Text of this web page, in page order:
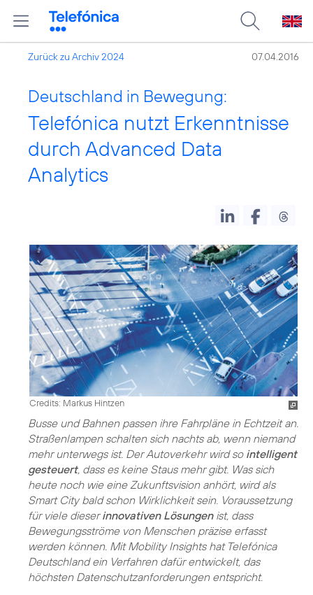
Zurück zu Archiv 2024 07.04.2016
Deutschland in Bewegung:
Telefónica nutzt Erkenntnisse
durch Advanced Data
Analytics
Credits: Markus Hintzen
Busse und Bahnen passen ihre Fahrpläne in Echtzeit an.
Straßenlampen schalten sich nachts ab, wenn niemand
mehr unterwegs ist. Der Autoverkehr wird so intelligent
gesteuert, dass es keine Staus mehr gibt. Was sich
heute noch wie eine Zukunftsvision anhört, wird als
Smart City bald schon Wirklichkeit sein. Voraussetzung
für viele dieserinnovativen Lösungenist, dass
Bewegungsströme von Menschen präzise erfasst
werden können. Mit Mobility Insights hat Telefónica
Deutschland ein Verfahren dafür entwickelt, das
höchsten Datenschutzanforderungen entspricht.